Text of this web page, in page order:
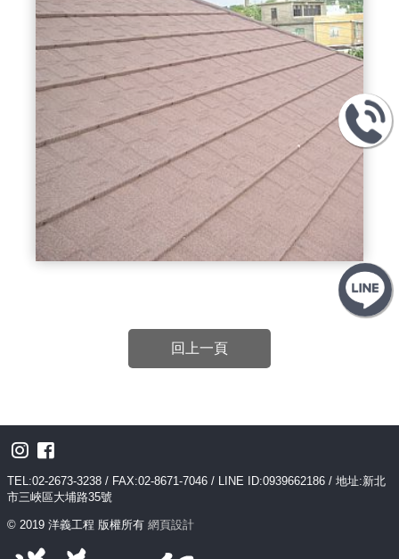
回上一頁
TEL:02-2673-3238 / FAX:02-8671-7046 / LINE ID:0939662186 / 地址:新北
市三峽區大埔路35號
© 2019 洋義工程 版權所有 網頁設計